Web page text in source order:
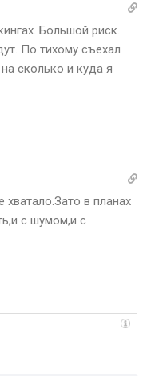
Большой риск.
По тихому съехал
сколько и куда я
в планах
с шумом,и с